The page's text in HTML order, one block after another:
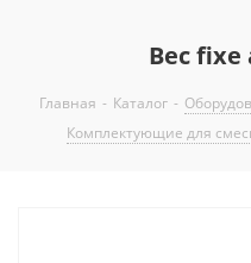
Bec fixe
Главная - Каталог -
Комплектующие для